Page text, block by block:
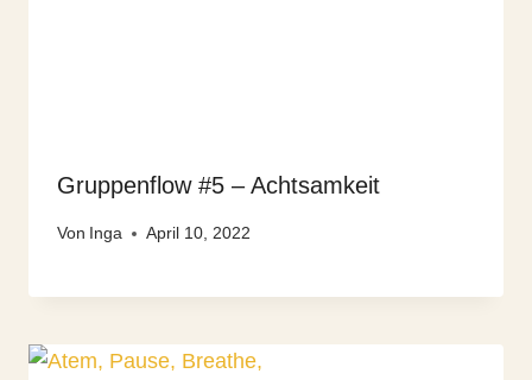
Gruppenflow #5 – Achtsamkeit
Von Inga April 10, 2022